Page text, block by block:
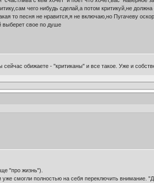
чего нибудь сделай,а потом критикуй,не
то песня не нравится,я не включаю,но Пугачеву
выберет свое по душе
сейчас обижаете - "критиканы" и все такое. Уже и
"про жизнь").
уже смогли полностью на себя переключить